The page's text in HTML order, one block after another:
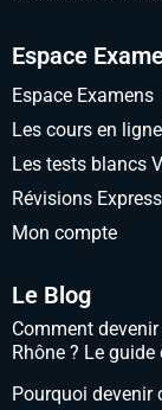
Espace
Espace Examens
Les cours en
Les tests blancs
Révisions Express
Mon compte
Le Blog
Comment
Rhône ? Le
Pourquoi devenir